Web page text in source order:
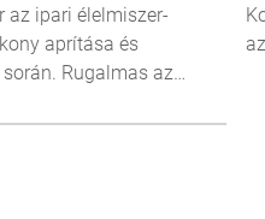
az ipari élelmiszer-
aprítása és
Rugalmas az
adagok, például